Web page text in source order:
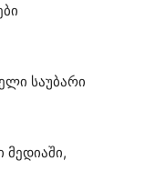
საუბარი